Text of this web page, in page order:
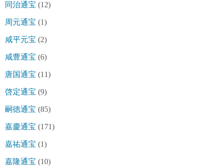
同治通宝 (12)
周元通宝 (1)
咸平元宝 (2)
咸豊通宝 (6)
唐国通宝 (11)
啓定通宝 (9)
嗣徳通宝 (85)
嘉慶通宝 (171)
嘉祐通宝 (1)
嘉隆通宝 (10)